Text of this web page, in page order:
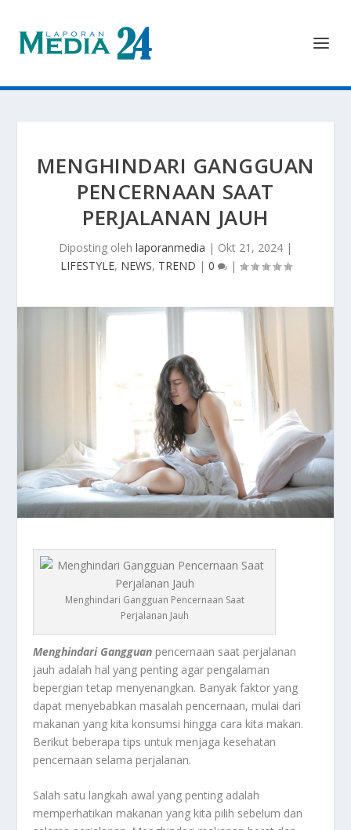
MENGHINDARI GANGGUAN
PENCERNAAN SAAT
PERJALANAN JAUH
Diposting oleh laporanmedia | Okt 21, 2024 |
LIFESTYLE, NEWS, TREND | 0 |
Menghindari Gangguan Pencernaan Saat
Perjalanan Jauh
Menghindari Gangguan pencernaan saat perjalanan
jauh adalah hal yang penting agar pengalaman
bepergian tetap menyenangkan. Banyak faktor yang
dapat menyebabkan masalah pencernaan, mulai dari
makanan yang kita konsumsi hingga cara kita makan.
Berikut beberapa tips untuk menjaga kesehatan
pencernaan selama perjalanan.
Salah satu langkah awal yang penting adalah
memperhatikan makanan yang kita pilih sebelum dan